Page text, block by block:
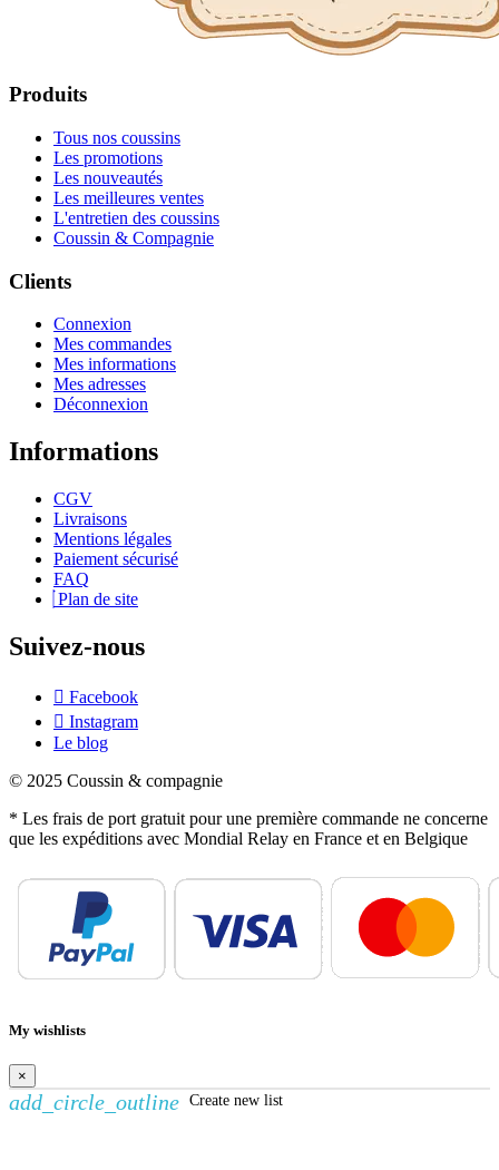
Produits
Tous nos coussins
Les promotions
Les nouveautés
Les meilleures ventes
L'entretien des coussins
Coussin & Compagnie
Clients
Connexion
Mes commandes
Mes informations
Mes adresses
Déconnexion
Informations
CGV
Livraisons
Mentions légales
Paiement sécurisé
FAQ
Plan de site
Suivez-nous
Facebook
Instagram
Le blog
© 2025 Coussin & compagnie
* Les frais de port gratuit pour une première commande ne concerne
que les expéditions avec Mondial Relay en France et en Belgique
My wishlists
×
add_circle_outline Create new list